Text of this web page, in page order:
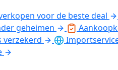
voor de beste deal
geheimen
verzekerd